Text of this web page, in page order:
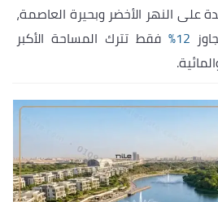
على النهر الأخضر وبحيرة العاصمة،
12% فقط تترك المساحة الأكبر